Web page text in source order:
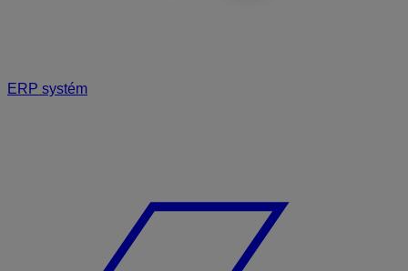
ERP systém